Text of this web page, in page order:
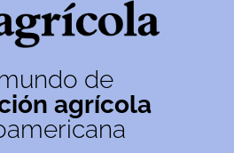
de
agrícola